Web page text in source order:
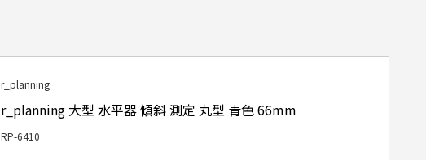
r_planning
r_planning 大型 水平器 傾斜 測定 丸型 青色 66mm
RP-6410